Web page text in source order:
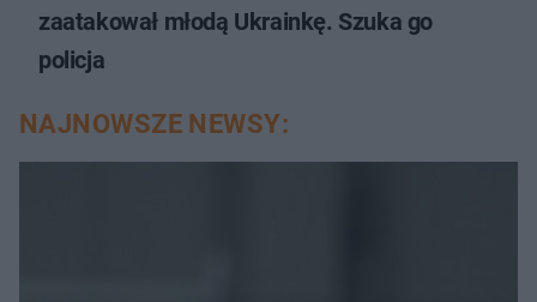
zaatakował młodą Ukrainkę. Szuka go
policja
NAJNOWSZE NEWSY: